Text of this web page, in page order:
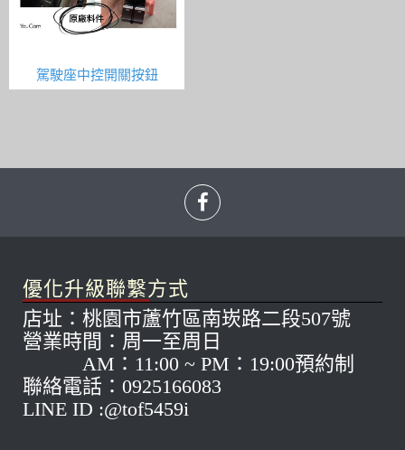
駕駛座中控開關按鈕
優化升級聯繫方式
店址：桃園市蘆竹區南崁路二段507號
營業時間：周一至周日
AM：11:00 ~ PM：19:00預約制
聯絡電話：0925166083
LINE ID :@tof5459i